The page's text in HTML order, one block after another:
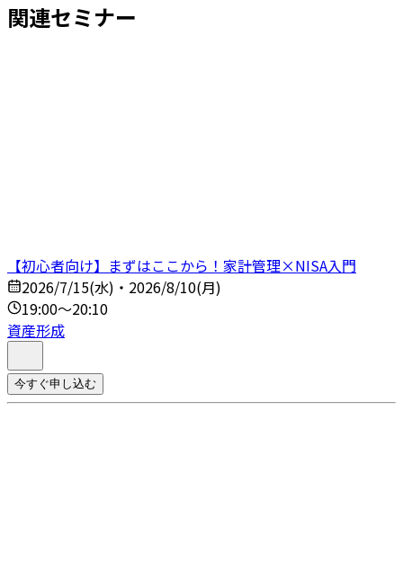
関連セミナー
【初心者向け】まずはここから！家計管理×NISA入門
2026/7/15(水)・2026/8/10(月)
19:00～20:10
資産形成
今すぐ申し込む